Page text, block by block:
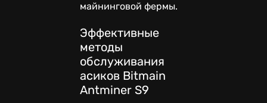
майнинговой фермы.
Эффективные
методы
обслуживания
асиков Bitmain
Antminer S9